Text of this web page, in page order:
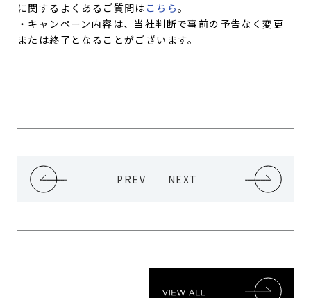
に関するよくあるご質問は こちら。
・キャンペーン内容は、当社判断で事前の予告なく変更
または終了となることがございます。
PREV NEXT